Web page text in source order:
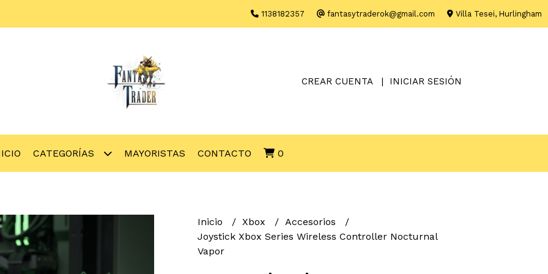
1138182357 fantasytraderok@gmail.com Villa Tesei, Hurlingham
CREAR CUENTA INICIAR SESIÓN
CATEGORÍAS MAYORISTAS CONTACTO 0
Inicio Xbox
Accesorios
Joystick Xbox Series Wireless Controller Nocturnal
Vapor